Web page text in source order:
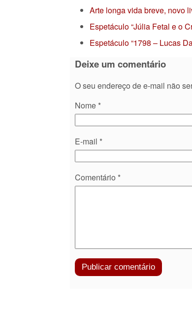
Arte longa vida breve, novo
Espetáculo “Júlia Fetal e o
Espetáculo “1798 – Lucas
Deixe um comentário
O seu endereço de e-mail não
Nome *
E-mail *
Comentário *